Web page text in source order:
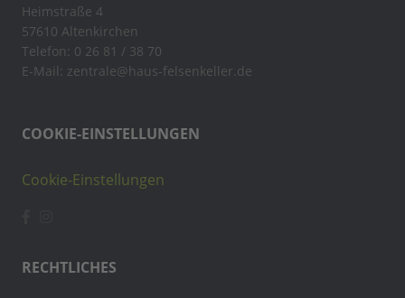
Heimstraße 4
57610 Altenkirchen
Telefon: 0 26 81 / 38 70
E-Mail: zentrale@haus-felsenkeller.de
COOKIE-EINSTELLUNGEN
Cookie-Einstellungen
RECHTLICHES